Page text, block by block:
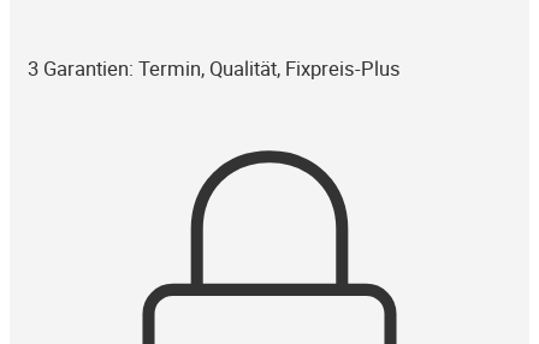
3 Garantien: Termin, Qualität, Fixpreis-Plus